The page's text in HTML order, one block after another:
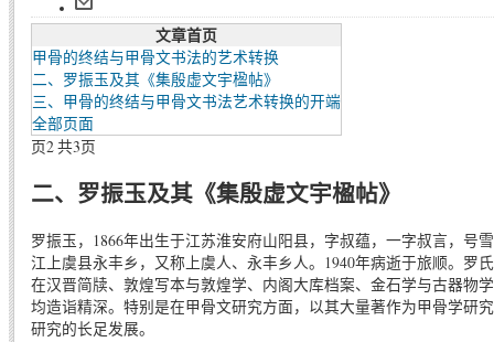
文章首页
甲骨的终结与甲骨文书法的艺术转换
二、罗振玉及其《集殷虚文宇楹帖》
三、甲骨的终结与甲骨文书法艺术转换的开端
全部页面
页2 共3页
二、罗振玉及其《集殷虚文宇楹帖》
罗振玉，1866年出生于江苏淮安府山阳县，字叔蕴，一字叔言，号
江上虞县永丰乡，又称上虞人、永丰乡人。1940年病逝于旅顺。罗
在汉晋简牍、敦煌写本与敦煌学、内阁大库档案、金石学与古器物
均造诣精深。特别是在甲骨文研究方面，以其大量著作为甲骨学研
研究的长足发展。